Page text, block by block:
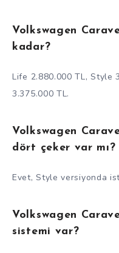
Volkswagen
kadar?
Life 2.880.000 TL, Style
3.375.000 TL.
Volkswagen
dört çeker var mı?
Evet, Style versiyonda
Volkswagen
sistemi var?